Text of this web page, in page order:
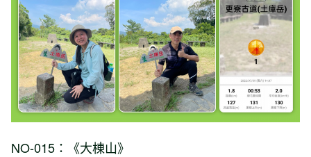
NO-015：《大棟山》